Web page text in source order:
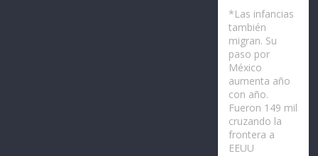
*Las infancias
también
migran. Su
paso por
México
aumenta año
con año.
Fueron 149 mil
cruzando la
frontera a
EEUU